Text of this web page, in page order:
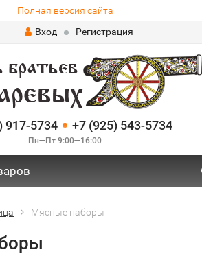
Полная версия сайта
Вход
Регистрация
917-5734 +7 (925) 543-5734
Пн—Пт 9:00—16:00
Мясные наборы